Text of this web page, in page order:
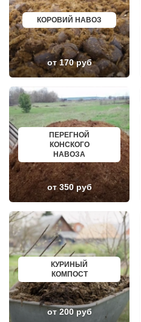
ТАМБОВ
ОРЕНБУРГ
КЕМЕРОВО
КАЛУГА
МАХАЧКАЛА
СМОЛЕНСК
ЧЕБОКСАРЫ
ВОЛОГДА
ВЛАДИВОСТОК
ОРЁЛ
АСТРАХАНЬ
ОРЛОВ
КОСТРОМА
ПСКОВ
ВЕЛИКИЙ НОВГОРОД
НАБЕРЕЖНЫЕ ЧЕЛНЫ
МУРМАНСК
АРХАНГЕЛЬСК
САРАНСК
ПЕТРОЗАВОДСК
ОТРАДНЫЙ
ЧЕРЕПОВЕЦ
ОБЬ
НОВОКУЗНЕЦК
ПЯТИГОРСК
ОТРАДНОЕ
УЛАН УДЭ
СОВЕТСКИЙ
СТАРЫЙ ОСКОЛ
ЧИТА
КОВРОВ
СЫКТЫВКАР
КОРОВИЙ НАВОЗ
от 170 руб
ПЕРЕГНОЙ
КОНСКОГО
НАВОЗА
от 350 руб
КУРИНЫЙ
КОМПОСТ
от 200 руб